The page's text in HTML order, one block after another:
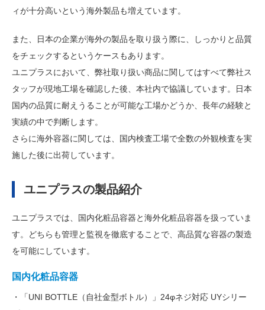
ィが十分高いという海外製品も増えています。
また、日本の企業が海外の製品を取り扱う際に、しっかりと品質
をチェックするというケースもあります。
ユニプラスにおいて、弊社取り扱い商品に関してはすべて弊社ス
タッフが現地工場を確認した後、本社内で協議しています。日本
国内の品質に耐えうることが可能な工場かどうか、長年の経験と
実績の中で判断します。
さらに海外容器に関しては、国内検査工場で全数の外観検査を実
施した後に出荷しています。
ユニプラスの製品紹介
ユニプラスでは、国内化粧品容器と海外化粧品容器を扱っていま
す。どちらも管理と監視を徹底することで、高品質な容器の製造
を可能にしています。
国内化粧品容器
・「UNI BOTTLE（自社金型ボトル）」24φネジ対応 UYシリー